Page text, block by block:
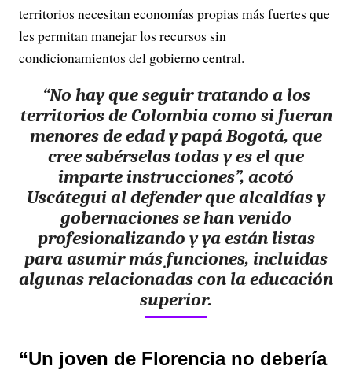
territorios necesitan economías propias más fuertes que
les permitan manejar los recursos sin
condicionamientos del gobierno central.
“No hay que seguir tratando a los
territorios de Colombia como si fueran
menores de edad y papá Bogotá, que
cree sabérselas todas y es el que
imparte instrucciones”, acotó
Uscátegui al defender que alcaldías y
gobernaciones se han venido
profesionalizando y ya están listas
para asumir más funciones, incluidas
algunas relacionadas con la educación
superior.
“Un joven de Florencia no debería